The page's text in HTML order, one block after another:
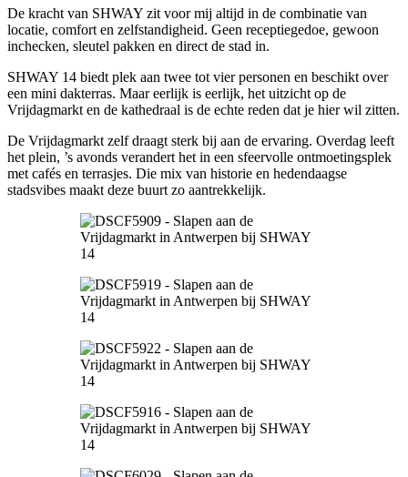
De kracht van SHWAY zit voor mij altijd in de combinatie van
locatie, comfort en zelfstandigheid. Geen receptiegedoe, gewoon
inchecken, sleutel pakken en direct de stad in.
SHWAY 14 biedt plek aan twee tot vier personen en beschikt over
een mini dakterras. Maar eerlijk is eerlijk, het uitzicht op de
Vrijdagmarkt en de kathedraal is de echte reden dat je hier wil zitten.
De Vrijdagmarkt zelf draagt sterk bij aan de ervaring. Overdag leeft
het plein, ’s avonds verandert het in een sfeervolle ontmoetingsplek
met cafés en terrasjes. Die mix van historie en hedendaagse
stadsvibes maakt deze buurt zo aantrekkelijk.